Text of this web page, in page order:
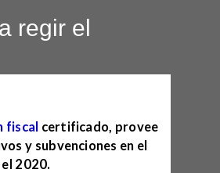
regir el
fiscal certificado, provee
y subvenciones en el
2020.